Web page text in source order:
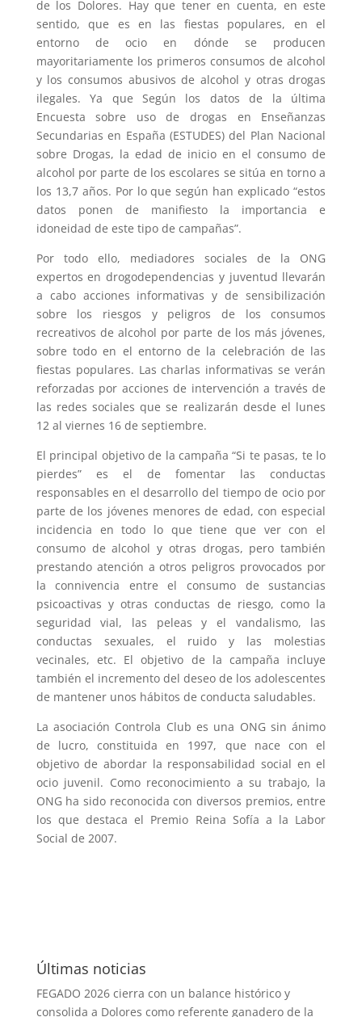
de los Dolores. Hay que tener en cuenta, en este
sentido, que es en las fiestas populares, en el
entorno de ocio en dónde se producen
mayoritariamente los primeros consumos de alcohol
y los consumos abusivos de alcohol y otras drogas
ilegales. Ya que Según los datos de la última
Encuesta sobre uso de drogas en Enseñanzas
Secundarias en España (ESTUDES) del Plan Nacional
sobre Drogas, la edad de inicio en el consumo de
alcohol por parte de los escolares se sitúa en torno a
los 13,7 años. Por lo que según han explicado “estos
datos ponen de manifiesto la importancia e
idoneidad de este tipo de campañas”.
Por todo ello, mediadores sociales de la ONG
expertos en drogodependencias y juventud llevarán
a cabo acciones informativas y de sensibilización
sobre los riesgos y peligros de los consumos
recreativos de alcohol por parte de los más jóvenes,
sobre todo en el entorno de la celebración de las
fiestas populares. Las charlas informativas se verán
reforzadas por acciones de intervención a través de
las redes sociales que se realizarán desde el lunes
12 al viernes 16 de septiembre.
El principal objetivo de la campaña “Si te pasas, te lo
pierdes” es el de fomentar las conductas
responsables en el desarrollo del tiempo de ocio por
parte de los jóvenes menores de edad, con especial
incidencia en todo lo que tiene que ver con el
consumo de alcohol y otras drogas, pero también
prestando atención a otros peligros provocados por
la connivencia entre el consumo de sustancias
psicoactivas y otras conductas de riesgo, como la
seguridad vial, las peleas y el vandalismo, las
conductas sexuales, el ruido y las molestias
vecinales, etc. El objetivo de la campaña incluye
también el incremento del deseo de los adolescentes
de mantener unos hábitos de conducta saludables.
La asociación Controla Club es una ONG sin ánimo
de lucro, constituida en 1997, que nace con el
objetivo de abordar la responsabilidad social en el
ocio juvenil. Como reconocimiento a su trabajo, la
ONG ha sido reconocida con diversos premios, entre
los que destaca el Premio Reina Sofía a la Labor
Social de 2007.
Últimas noticias
FEGADO 2026 cierra con un balance histórico y
consolida a Dolores como referente ganadero de la